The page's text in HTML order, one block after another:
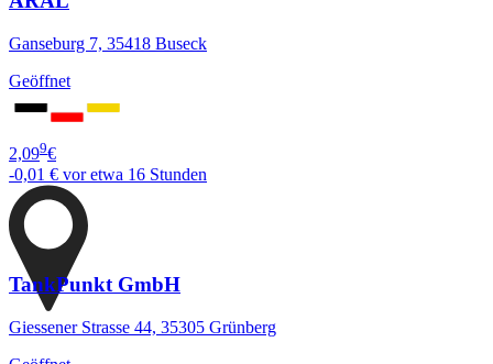
Ganseburg 7, 35418 Buseck
Geöffnet
2,099€
-0,01 € vor etwa 16 Stunden
TankPunkt GmbH
Giessener Strasse 44, 35305 Grünberg